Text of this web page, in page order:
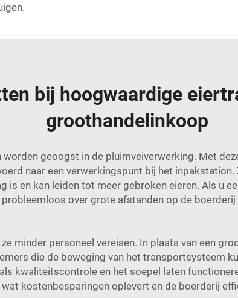
bij hoogwaardige
groothandelinkoop
geoogst in de pluimveiverwerking. Met
naar een verwerkingspunt bij het
is en kan leiden tot meer gebroken eieren. Als u
probleemloos over grote afstanden op de
minder personeel vereisen. In plaats van een
die de beweging van het transportsysteem
kwaliteitscontrole en het soepel laten
kostenbesparingen oplevert en de boerderij